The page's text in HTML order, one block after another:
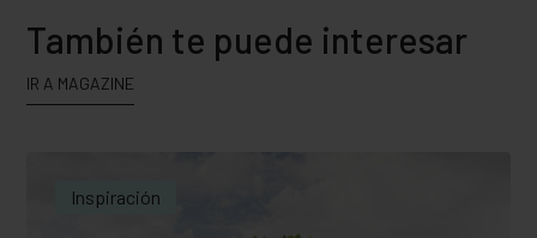
También te puede interesar
IR A MAGAZINE
Inspiración